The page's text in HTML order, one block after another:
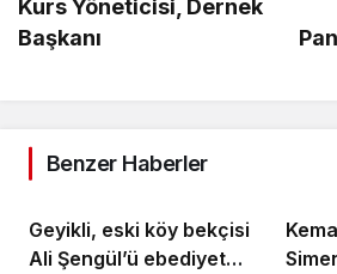
Kurs Yöneticisi, Dernek
Başkanı
Benzer Haberler
Geyikli, eski köy bekçisi
Ali Şengül’ü ebediyete